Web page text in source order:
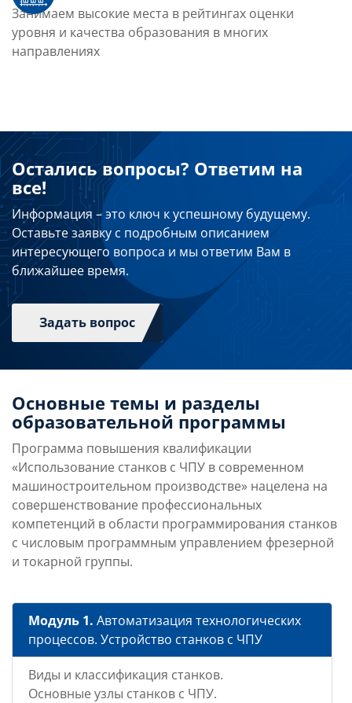
Занимаем высокие места в рейтингах оценки
уровня и качества образования в многих
направлениях
Остались вопросы? Ответим на
все!
Информация – это ключ к успешному будущему.
Оставьте заявку с подробным описанием
интересующего вопроса и мы ответим Вам в
ближайшее время.
Задать вопрос
Основные темы и разделы
образовательной программы
Программа повышения квалификации
«Использование станков с ЧПУ в современном
машиностроительном производстве» нацелена на
совершенствование профессиональных
компетенций в области программирования станков
с числовым программным управлением фрезерной
и токарной группы.
Модуль 1. Автоматизация технологических
процессов. Устройство станков с ЧПУ
Виды и классификация станков.
Основные узлы станков с ЧПУ.